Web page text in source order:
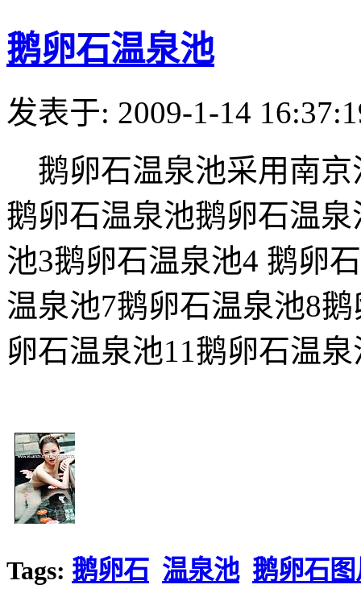
鹅卵石温泉池
发表于: 2009-1-14
鹅卵石温泉池采用南京
鹅卵石温泉池鹅卵石温
池3鹅卵石温泉池4 鹅卵
温泉池7鹅卵石温泉池8
卵石温泉池11鹅卵石温泉
Tags: 鹅卵石 温泉池 鹅卵石